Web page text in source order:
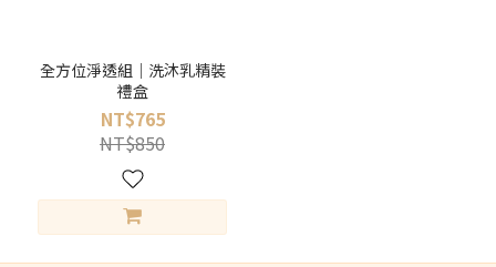
全方位淨透組｜洗沐乳精裝
禮盒
NT$765
NT$850